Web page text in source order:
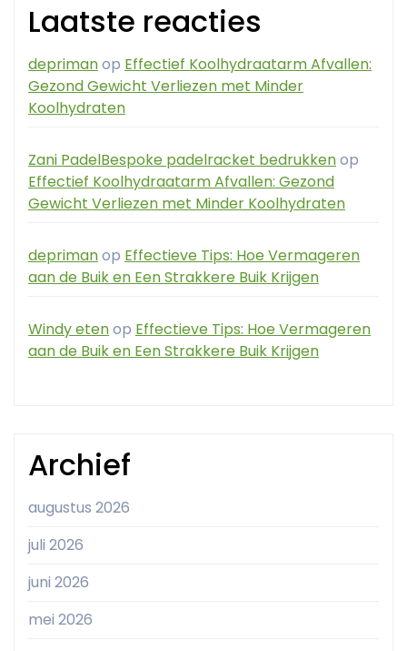
Laatste reacties
deprimanop Effectief Koolhydraatarm Afvallen:
Gezond Gewicht Verliezen met Minder
Koolhydraten
Zani PadelBespoke padelracket bedrukkenop
Effectief Koolhydraatarm Afvallen: Gezond
Gewicht Verliezen met Minder Koolhydraten
deprimanop Effectieve Tips: Hoe Vermageren
aan de Buik en Een Strakkere Buik Krijgen
Windy etenop Effectieve Tips: Hoe Vermageren
aan de Buik en Een Strakkere Buik Krijgen
Archief
augustus 2026
juli 2026
juni 2026
mei 2026